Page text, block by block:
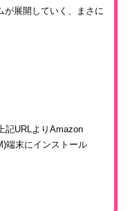
が展開していく、まさに
記URLよりAmazon
端末にインストール